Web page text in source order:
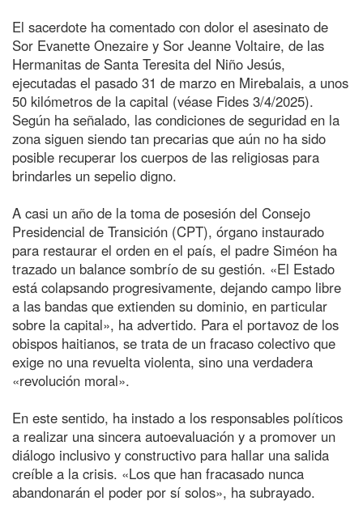
El sacerdote ha comentado con dolor el asesinato de
Sor Evanette Onezaire y Sor Jeanne Voltaire, de las
Hermanitas de Santa Teresita del Niño Jesús,
ejecutadas el pasado 31 de marzo en Mirebalais, a unos
50 kilómetros de la capital (véase Fides 3/4/2025).
Según ha señalado, las condiciones de seguridad en la
zona siguen siendo tan precarias que aún no ha sido
posible recuperar los cuerpos de las religiosas para
brindarles un sepelio digno.
A casi un año de la toma de posesión del Consejo
Presidencial de Transición (CPT), órgano instaurado
para restaurar el orden en el país, el padre Siméon ha
trazado un balance sombrío de su gestión. «El Estado
está colapsando progresivamente, dejando campo libre
a las bandas que extienden su dominio, en particular
sobre la capital», ha advertido. Para el portavoz de los
obispos haitianos, se trata de un fracaso colectivo que
exige no una revuelta violenta, sino una verdadera
«revolución moral».
En este sentido, ha instado a los responsables políticos
a realizar una sincera autoevaluación y a promover un
diálogo inclusivo y constructivo para hallar una salida
creíble a la crisis. «Los que han fracasado nunca
abandonarán el poder por sí solos», ha subrayado.